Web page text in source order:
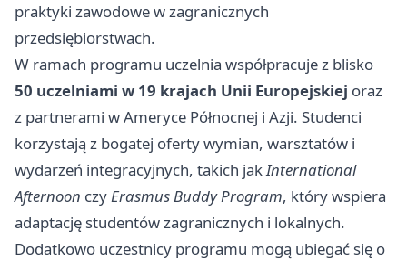
praktyki zawodowe w zagranicznych
przedsiębiorstwach.
W ramach programu uczelnia współpracuje z blisko
50 uczelniami w 19 krajach Unii Europejskiej oraz
z partnerami w Ameryce Północnej i Azji. Studenci
korzystają z bogatej oferty wymian, warsztatów i
wydarzeń integracyjnych, takich jakInternational
Afternoon czyErasmus Buddy Program, który wspiera
adaptację studentów zagranicznych i lokalnych.
Dodatkowo uczestnicy programu mogą ubiegać się o